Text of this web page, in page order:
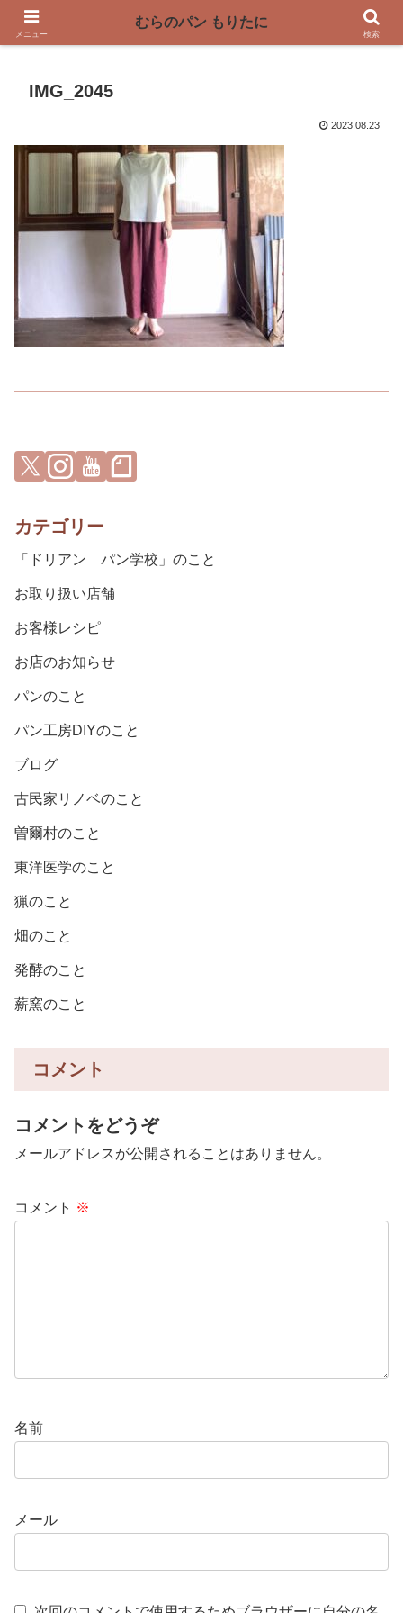
〜奈良県曽爾村の薪窯パン屋〜
IMG_2045
2023.08.23
カテゴリー
「ドリアン パン学校」のこと
お取り扱い店舗
お客様レシピ
お店のお知らせ
パンのこと
パン工房DIYのこと
ブログ
古民家リノベのこと
曽爾村のこと
東洋医学のこと
猟のこと
畑のこと
発酵のこと
薪窯のこと
コメント
コメントをどうぞ
メールアドレスが公開されることはありません。
コメント ※
名前
メール
メニュー
むらのパン もりたに
検索